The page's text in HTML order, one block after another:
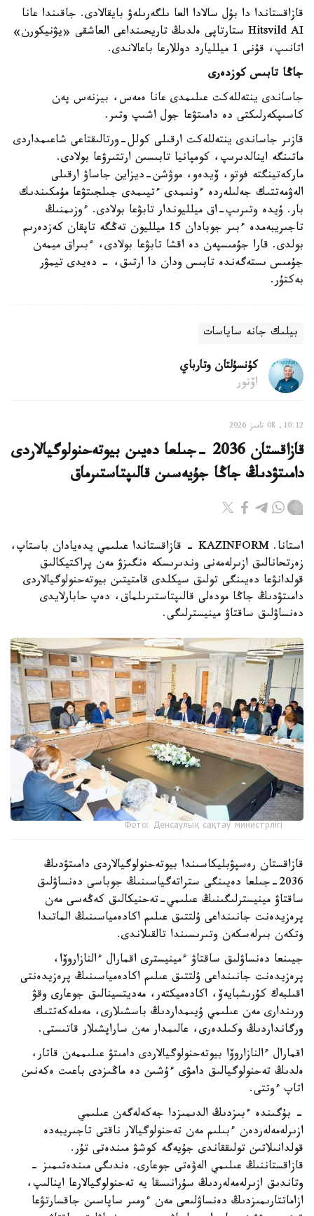
قازاقستاندا دا بۇل سالادا العا ىلگەرىلەۋ بايقالادى. جاقىندا عانا
Hitsvild AI ستارتاپى ەلدىڭ تاريحىنداعى العاشقى «يۋنيكورن»
اتانىپ، قۇنى 1 ميلليارد دوللارعا باعالاندى.
جاڭا تابىس كوزدەرى
جاساندى ينتەللەكت عىلىمدى عانا ەمەس، بيزنەس پەن
كاسىپكەرلىكتى دە دامىتۋعا جول اشىپ وتىر.
قازىر جاساندى ينتەللەكت ارقىلى كولل-ورتالىقتاعى شاعىمداردى
ماتىنگە اينالدىرىپ، كومپانيا تابىسىن ارتتىرۋعا بولادى.
ماركەتينگتە فوتو، ۆيدەو، موۋشن-ديزاين جاساۋ ارقىلى
الەۋمەتتىك جەلىلەردە ءونىمدى ءتيىمدى جىلجىتۋعا مۇمكىندىك
بار. ۇيدە وتىرىپ-اق ميلليوندار تابۋعا بولادى. ءوزىمنىڭ
تاجىريبەمدە ءبىر جوبادان 15 ميلليون تەڭگە تاپقان كەزدەرىم
بولدى. قارا جۇمىسپەن دە اقشا تابۋعا بولادى، ءبىراق ميمەن
جۇمىس ىستەگەندە تابىس ودان دا ارتىق، - دەيدى تيمۋر
بەكتۇر.
بيلىك جانە ساياسات
كۇنسۇلتان وتارباي
اۆتور
10:12, 08 تامىز 2026
قازاقستان 2036 -جىلعا دەيىن بيوتەحنولوگيالاردى
دامىتۋدىڭ جاڭا جۇيەسىن قالىپتاستىرماق
استانا. KAZINFORM - قازاقستاندا عىلىمي يدەيادان باستاپ،
زەرتحانالىق ازىرلەمەنى وندىرىسكە ەنگىزۋ مەن پراكتيكالىق
قولدانۋعا دەيىنگى تولىق سيكلدى قامتيتىن بيوتەحنولوگيالاردى
دامىتۋدىڭ جاڭا مودەلى قالىپتاستىرىلماق، دەپ حابارلايدى
دەنساۋلىق ساقتاۋ مينيسترلىگى.
Фото: Денсаулық сақтау министрлігі
قازاقستان رەسپۋبليكاسىندا بيوتەحنولوگيالاردى دامىتۋدىڭ
2036-جىلعا دەيىنگى ستراتەگياسىنىڭ جوباسى دەنساۋلىق
ساقتاۋ مينيسترلىگىنىڭ عىلىمي-تەحنيكالىق كەڭەسى مەن
پرەزيدەنت جانىنداعى ۇلتتىق عىلىم اكادەمياسىنىڭ الماتىدا
وتكەن بىرلەسكەن وتىرىسىندا تالقىلاندى.
جيىنعا دەنساۋلىق ساقتاۋ ءمينيسترى اقمارال ءالنازاروۆا،
پرەزيدەنت جانىنداعى ۇلتتىق عىلىم اكادەمياسىنىڭ پرەزيدەنتى
اقىلبەك كۇرىشبايەۆ، اكادەميكتەر، مەديتسينالىق جوعارى وقۋ
ورىندارى مەن عىلىمي ۇيىمداردىڭ باسشىلارى، مەملەكەتتىك
ورگانداردىڭ وكىلدەرى، عالىمدار مەن ساراپشىلار قاتىستى.
اقمارال ءالنازاروۆا بيوتەحنولوگيالاردى دامىتۋ عىلىممەن قاتار،
ەلدىڭ تەحنولوگيالىق دامۋى ءۇشىن دە ماڭىزدى باعىت ەكەنىن
اتاپ ءوتتى.
- بۇگىندە ءبىزدىڭ الدىمىزدا جەكەلەگەن عىلىمي
ازىرلەمەلەردەن ءبىلىم مەن تەحنولوگيالار ناقتى تاجىريبەدە
قولدانىلاتىن تولىققاندى جۇيەگە كوشۋ مىندەتى تۇر.
قازاقستاننىڭ عىلىمي الەۋەتى جوعارى. ەندىگى مىندەتىمىز -
وتاندىق ازىرلەمەلەردىڭ سۇرانىسقا يە تەحنولوگيالارعا اينالىپ،
ازاماتتارىمىزدىڭ دەنساۋلىعى مەن ءومىر ساپاسىن جاقسارتۋعا